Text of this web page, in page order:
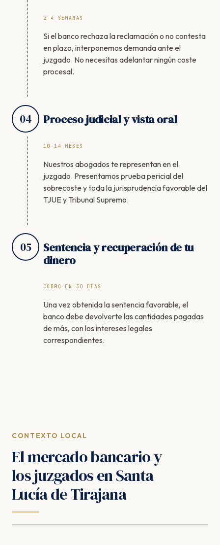
2-4 SEMANAS
Si el banco rechaza la reclamación o no contesta
en plazo, interponemos demanda ante el
juzgado. No necesitas adelantar ningún coste
procesal.
04 Proceso judicial y vista oral
10-14 MESES
Nuestros abogados te representan en el
juzgado. Presentamos prueba pericial del
sobrecoste y toda la jurisprudencia favorable del
TJUE y Tribunal Supremo.
05
Sentencia y recuperación de tu
dinero
COBRO EN 30 DÍAS
Una vez obtenida la sentencia favorable, el
banco debe devolverte las cantidades pagadas
de más, con los intereses legales
correspondientes.
CONTEXTO LOCAL
El mercado bancario y
los juzgados en Santa
Lucía de Tirajana